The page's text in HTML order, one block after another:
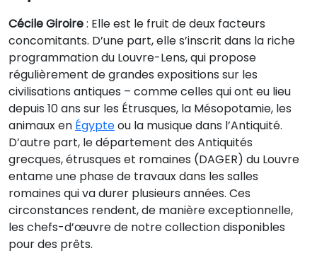
Cécile Giroire: Elle est le fruit de deux facteurs
concomitants. D’une part, elle s’inscrit dans la riche
programmation du Louvre-Lens, qui propose
régulièrement de grandes expositions sur les
civilisations antiques – comme celles qui ont eu lieu
depuis 10 ans sur les Étrusques, la Mésopotamie, les
animaux en Égypteou la musique dans l’Antiquité.
D’autre part, le département des Antiquités
grecques, étrusques et romaines (DAGER) du Louvre
entame une phase de travaux dans les salles
romaines qui va durer plusieurs années. Ces
circonstances rendent, de manière exceptionnelle,
les chefs-d’œuvre de notre collection disponibles
pour des prêts.